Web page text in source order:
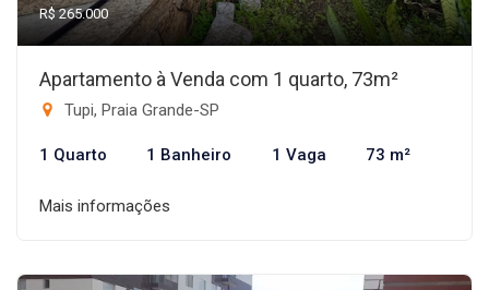
R$ 265.000
Apartamento à Venda com 1 quarto, 73m²
Tupi, Praia Grande-SP
1 Quarto 1 Banheiro 1 Vaga 73 m²
Mais informações